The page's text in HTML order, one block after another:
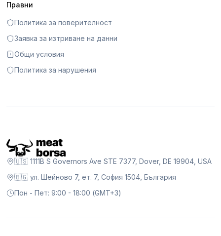
Правни
Политика за поверителност
Заявка за изтриване на данни
Общи условия
Политика за нарушения
🇺🇸 1111B S Governors Ave STE 7377, Dover, DE 19904, USA
🇧🇬 ул. Шейново 7, ет. 7, София 1504, България
Пон - Пет: 9:00 - 18:00 (GMT+3)